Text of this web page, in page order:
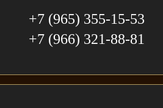
+7 (965) 355-15-53
+7 (966) 321-88-81